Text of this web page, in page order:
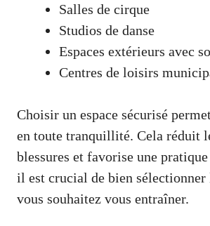
Salles de cirque
Studios de danse
Espaces extérieurs avec
Centres de loisirs
Choisir un espace sécurisé
en toute tranquillité. Cela réduit
blessures et favorise une
il est crucial de bien sélectionner
vous souhaitez vous entraîner.